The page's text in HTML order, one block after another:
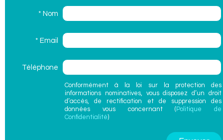
* Nom
* Email
Téléphone
Conformément à la loi sur la protection des
informations nominatives, vous disposez d’un droit
d’accès, de rectification et de suppression des
données vous concernant (Politique de
Confidentialité)